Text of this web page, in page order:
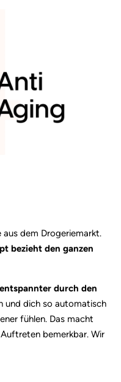
dem Drogeriemarkt.
bezieht den ganzen
durch den
und dich so automatisch
fühlen. Das macht
bemerkbar. Wir